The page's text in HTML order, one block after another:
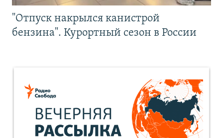
"Отпуск накрылся канистрой
бензина". Курортный сезон в России